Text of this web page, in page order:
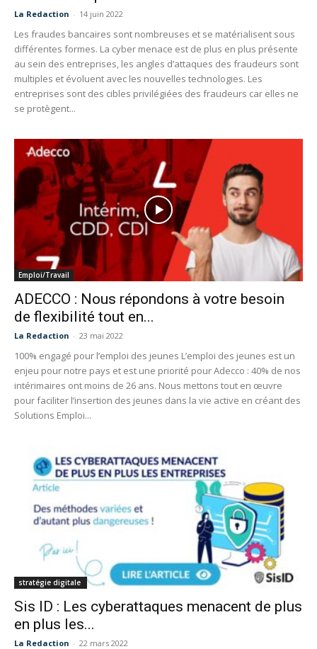
La Redaction - 14 juin 2022
Les fraudes bancaires sont nombreuses et se matérialisent sous
différentes formes. La cyber menace est de plus en plus présente
au sein des entreprises, les angles d’attaques des fraudeurs sont
multiples et évoluent avec les nouvelles technologies. Les
entreprises sont des cibles privilégiées des fraudeurs car elles ne
se protègent...
Emploi/Travail
ADECCO : Nous répondons à votre besoin
de flexibilité tout en...
La Redaction - 23 mai 2022
100% engagé pour l’emploi des jeunes L’emploi des jeunes est un
enjeu pour notre pays et est une priorité pour Adecco : 40% de nos
intérimaires ont moins de 26 ans. Nous mettons tout en œuvre
pour faciliter l’insertion des jeunes dans la vie active en créant des
Solutions Emploi...
stratégie digitale
Sis ID : Les cyberattaques menacent de plus
en plus les...
La Redaction - 22 mars 2022